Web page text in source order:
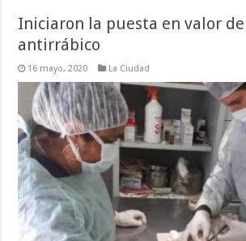
Iniciaron la puesta en valor
antirrábico
16 mayo, 2020 La Ciudad